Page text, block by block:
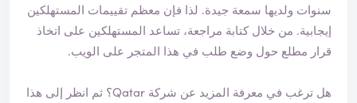
سنوات ولديها سمعة جيدة. لذا فإن معظم تقييمات المستهلكين
إيجابية. من خلال كتابة مراجعة، تساعد المستهلكين على اتخاذ
قرار مطلع حول وضع طلب في هذا المتجر على الويب.
هل ترغب في معرفة المزيد عن شركة Qatar؟ ثم انظر إلى هذا